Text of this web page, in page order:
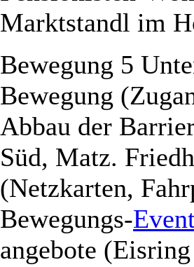
Marktstandl im
Bewegung 5
Bewegung
Abbau der
Süd, Matz.
(Netzkarten,
Bewegungs-
angebote